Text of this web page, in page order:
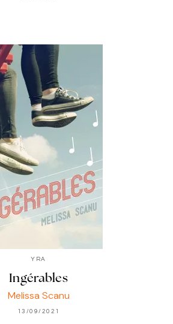
YRA
Ingérables
Melissa Scanu
13/09/2021